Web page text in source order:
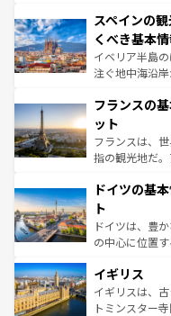
ろん、トスカ
景など、自然
ピザやパスタ
できる。朝目
なお、新着の
しい。
スペインの
くべき基本
イベリア半島
注ぐ地中海沿
文化が根付く
れる闘牛、そ
る。首都マド
アートに溢れ
せる。地方に
ンテンツ一覧
フランスの
ット
フランスは、
指の観光地だ
で、幅広い魅
聖堂、美しい
から魅了する
れ、フランス
香り高いラベ
らに、パリ以
も豊かな歴史
ドイツの基
ト
ドイツは、豊
の中心に位置
顔を持つこの
ルリンの文化
してライン川
イギリス
イギリスは、
トミンスター